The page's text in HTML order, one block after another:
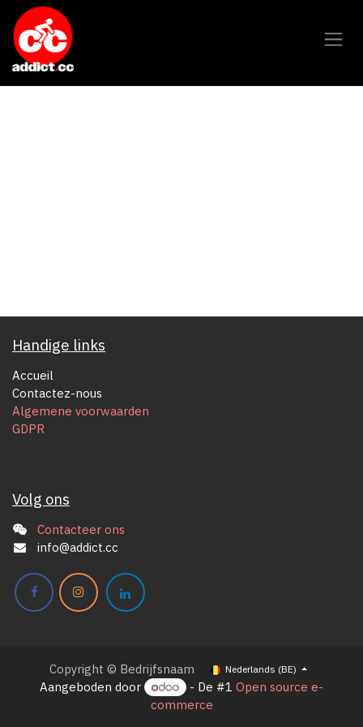
Overslaan naar inhoud
Handige links
Accueil
Contactez-nous
Algemene voorwaarden
GDPR
Volg ons
Contacteer ons
info@addict.cc
Copyright © Bedrijfsnaam Nederlands (BE)
Aangeboden door - De #1 Open source e-
commerce